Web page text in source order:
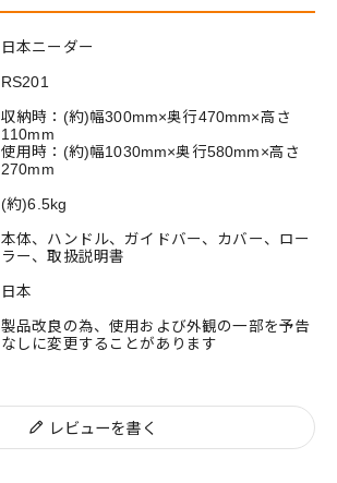
日本ニーダー
RS201
収納時：(約)幅300mm×奥行470mm×高さ
110mm
使用時：(約)幅1030mm×奥行580mm×高さ
270mm
(約)6.5kg
本体、ハンドル、ガイドバー、カバー、ロー
ラー、取扱説明書
日本
製品改良の為、使用および外観の一部を予告
なしに変更することがあります
レビューを書く